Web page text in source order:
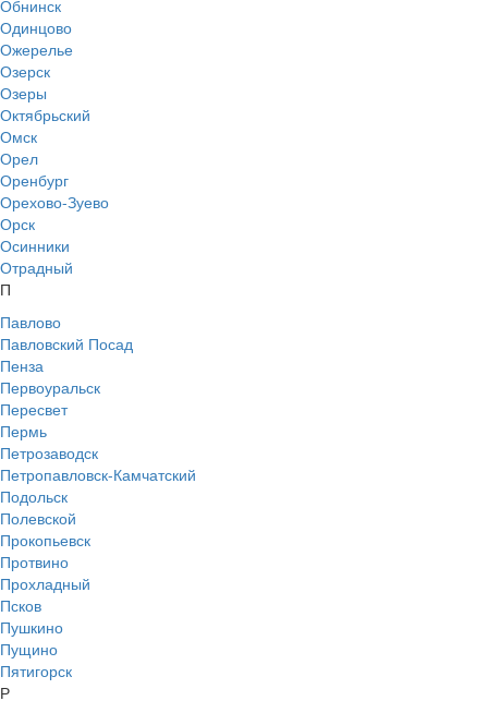
Обнинск
Одинцово
Ожерелье
Озерск
Озеры
Октябрьский
Омск
Орел
Оренбург
Орехово-Зуево
Орск
Осинники
Отрадный
П
Павлово
Павловский Посад
Пенза
Первоуральск
Пересвет
Пермь
Петрозаводск
Петропавловск-Камчатский
Подольск
Полевской
Прокопьевск
Протвино
Прохладный
Псков
Пушкино
Пущино
Пятигорск
Р